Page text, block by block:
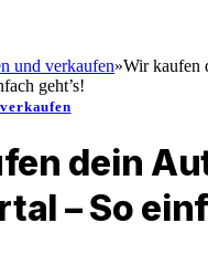
und verkaufen»Wir kaufen
geht’s!
dein
– So